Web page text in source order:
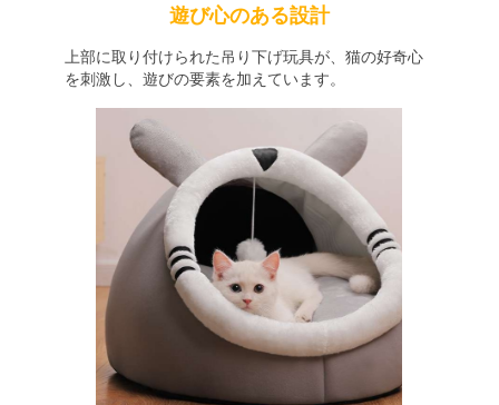
遊び心のある設計
上部に取り付けられた吊り下げ玩具が、猫の好奇心
を刺激し、遊びの要素を加えています。